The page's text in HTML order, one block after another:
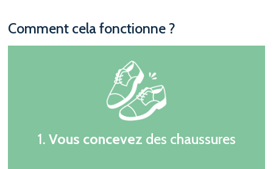
Comment cela fonctionne ?
1. Vous concevez des chaussures